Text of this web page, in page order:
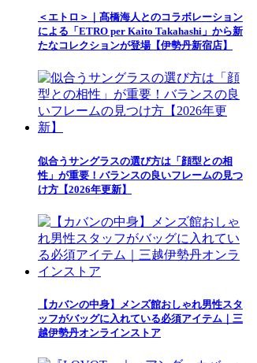
＜エトロ＞｜髙橋海人とのコラボレーション
による「ETRO per Kaito Takahashi」から新
たなコレクションが登場【伊勢丹新宿店】
似合うサングラスの選び方は「顔型との相
性」が重要！バランスの良いフレームの見つ
け方【2026年更新】
【カバンの中身】メンズ館おしゃれ男性スタ
ッフがバッグに入れている必須アイテム｜三
越伊勢丹オンラインストア